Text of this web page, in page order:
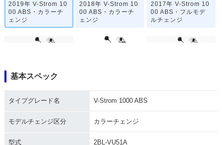
2019年 V-Strom 10
00 ABS・カラーチ
ェンジ
2018年 V-Strom 10
00 ABS・カラーチ
ェンジ
2017年 V-Strom 10
00 ABS・フルモデ
ルチェンジ
00 ABS・カラーチ
00 ABS
基本スペック
タイプグレード名 V-Strom 1000 ABS
モデルチェンジ区分 カラーチェンジ
型式 2BL-VU51A